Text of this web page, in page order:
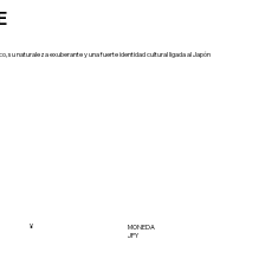
su naturaleza exuberante y una fuerte identidad cultural ligada al Japón
¥
MONEDA
JPY